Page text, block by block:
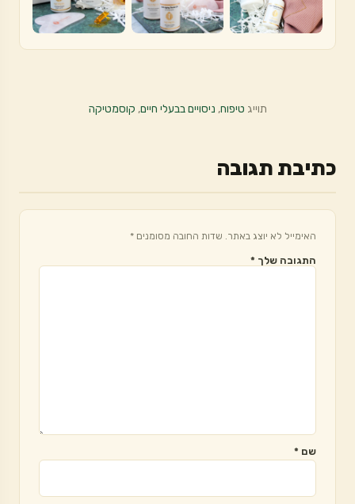
תוייג טיפוח, ניסויים בבעלי חיים, קוסמטיקה
כתיבת תגובה
האימייל לא יוצג באתר. שדות החובה מסומנים *
התגובה שלך *
שם *